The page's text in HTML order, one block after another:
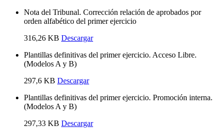
Nota del Tribunal. Corrección relación de aprobados por
orden alfabético del primer ejercicio
316,26 KB Descargar
Plantillas definitivas del primer ejercicio. Acceso Libre.
(Modelos A y B)
297,6 KB Descargar
Plantillas definitivas del primer ejercicio. Promoción interna.
(Modelos A y B)
297,33 KB Descargar